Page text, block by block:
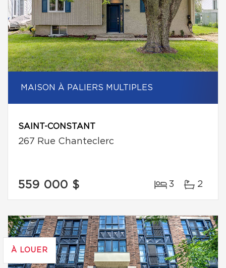
MAISON À PALIERS MULTIPLES
SAINT-CONSTANT
267 Rue Chanteclerc
559 000 $ 3 2
À LOUER